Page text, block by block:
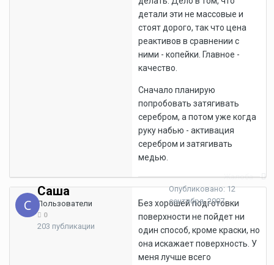
детали эти не массовые и
стоят дорого, так что цена
реактивов в сравнении с
ними - копейки. Главное -
качество.
Сначало планирую
попробовать затягивать
серебром, а потом уже когда
руку набью - активация
серебром и затягивать
медью.
Саша
Пользователи
0
203 публикации
Жалоба
Опубликовано:12
сентября, 2007
Без хорошей подготовки
поверхности не пойдет ни
один способ, кроме краски, но
она искажает поверхность. У
меня лучше всего